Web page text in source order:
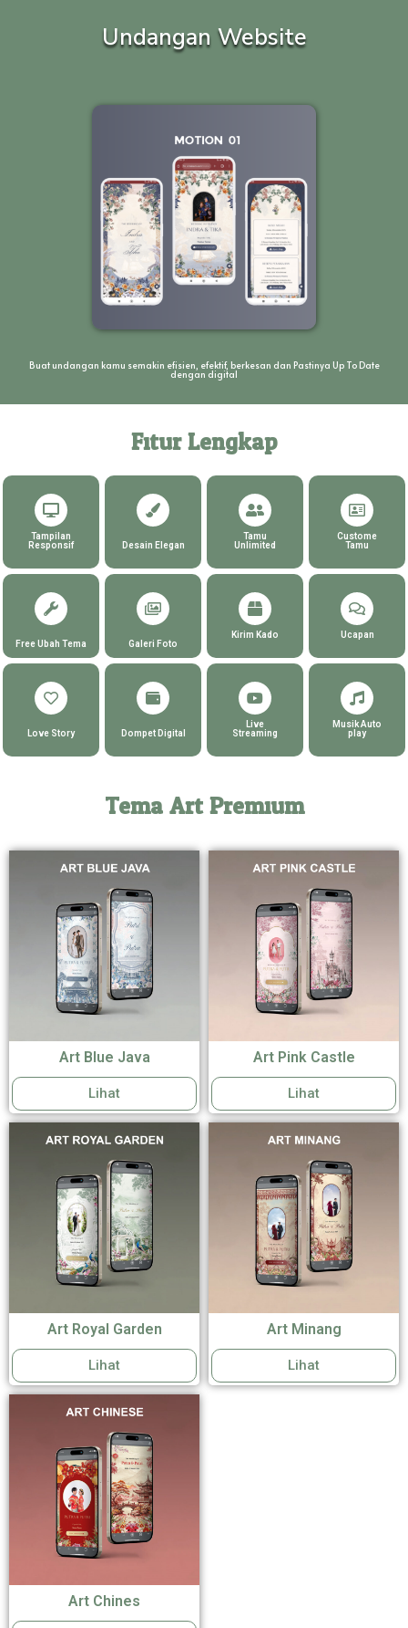
Undangan Website
Buat undangan kamu semakin efisien, efektif, berkesan dan Pastinya Up To Date
dengan digital
Fitur Lengkap
Tampilan
Responsif
Desain Elegan
Tamu
Unlimited
Custome
Tamu
Free Ubah Tema Galeri Foto
Kirim Kado Ucapan
Love Story Dompet Digital
Live
Streaming
Musik Auto
play
Tema Art Premium
Art Blue Java
Lihat
Art Pink Castle
Lihat
Art Royal Garden
Lihat
Art Minang
Lihat
Art Chines